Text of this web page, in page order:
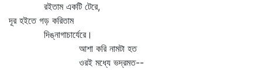
রইতাম একটি টেরে,
দূর হইতে গড় করিতাম
দিঙ্‌নাগাচার্যেরে।
আশা করি নামটা হত
ওরই মধ্যে ভদ্রমত--